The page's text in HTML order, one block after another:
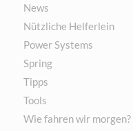
News
Nützliche Helferlein
Power Systems
Spring
Tipps
Tools
Wie fahren wir morgen?